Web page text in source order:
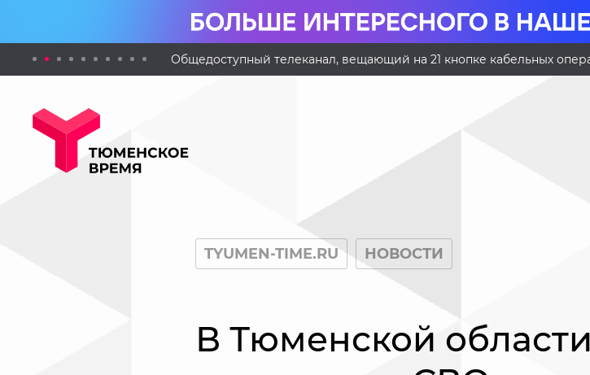
Общедоступный телеканал, вещающий на 21 кнопке кабельных
TYUMEN-TIME.RU НОВОСТИ
В Тюменской области